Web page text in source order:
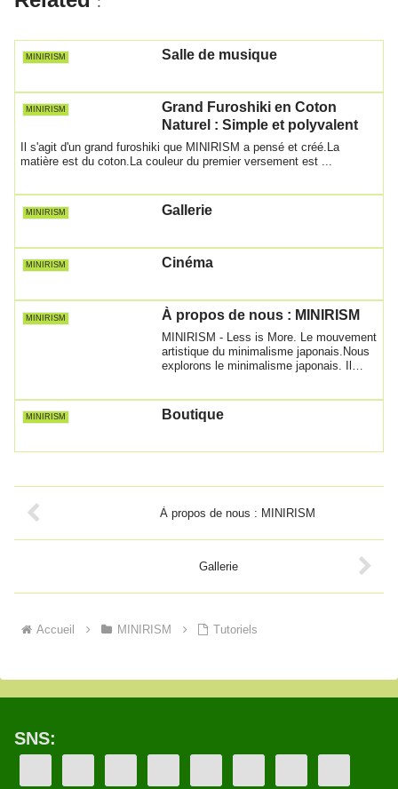
MINIRISM Salle de musique
MINIRISM
Grand Furoshiki en Coton
Naturel : Simple et polyvalent
Il s'agit d'un grand furoshiki que MINIRISM a pensé et créé.La
matière est du coton.La couleur du premier versement est ...
MINIRISM Gallerie
MINIRISM Cinéma
MINIRISM À propos de nous : MINIRISM
MINIRISM - Less is More. Le mouvement
artistique du minimalisme japonais.Nous
explorons le minimalisme japonais. Il
MINIRISM Boutique
À propos de nous : MINIRISM
Gallerie
Accueil MINIRISM Tutoriels
SNS: